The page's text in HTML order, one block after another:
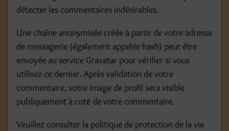
détecter les commentaires indésirables.
Une chaîne anonymisée créée à partir de votre adresse
de messagerie (également appelée hash) peut être
envoyée au service Gravatar pour vérifier si vous
utilisez ce dernier. Après validation de votre
commentaire, votre image de profil sera visible
publiquement à coté de votre commentaire.
Veuillez consulter la politique de protection de la vie